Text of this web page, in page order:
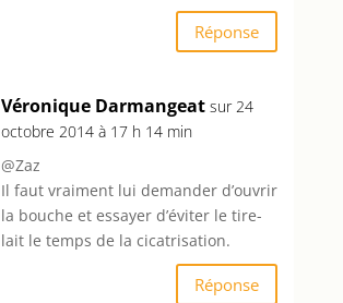
Réponse
Véronique Darmangeat sur 24
octobre 2014 à 17 h 14 min
@Zaz
Il faut vraiment lui demander d’ouvrir
la bouche et essayer d’éviter le tire-
lait le temps de la cicatrisation.
Réponse